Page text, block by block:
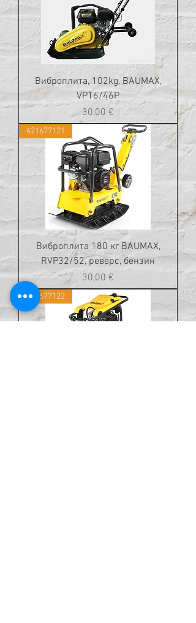
Виброплита, 102kg, BAUMAX,
VP16/46P
Цена
30,00 €
421677121
Виброплита 180 кг BAUMAX,
RVP32/52, реверс, бензин
Цена
30,00 €
421677122